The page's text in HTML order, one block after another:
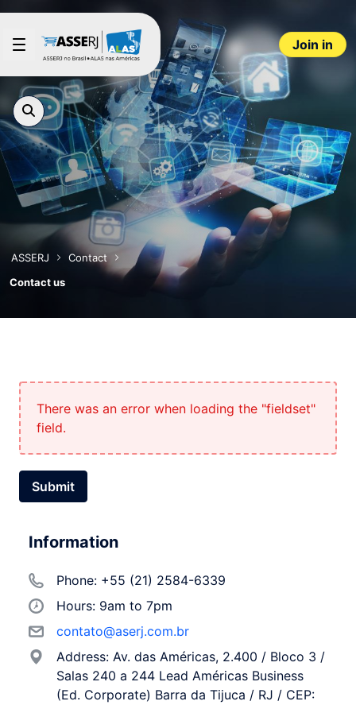
Skip to Main Content
Join in
ASSERJ
Contact
Contact us
There was an error when loading the "fieldset"
field.
Submit
Information
Phone: +55 (21) 2584-6339
Hours: 9am to 7pm
contato@aserj.com.br
Address: Av. das Américas, 2.400 / Bloco 3 /
Salas 240 a 244 Lead Américas Business
(Ed. Corporate) Barra da Tijuca / RJ / CEP: